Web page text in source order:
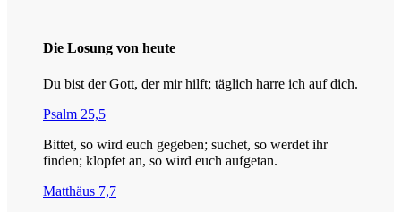
Die Losung von heute
Du bist der Gott, der mir hilft; täglich harre ich auf dich.
Psalm 25,5
Bittet, so wird euch gegeben; suchet, so werdet ihr
finden; klopfet an, so wird euch aufgetan.
Matthäus 7,7